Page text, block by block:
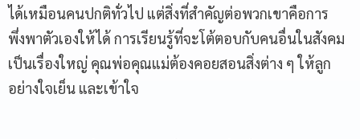
ได้เหมือนคนปกติทั่วไป แต่สิ่งที่สำคัญต่อพวกเขาคือการ
พึ่งพาตัวเองให้ได้ การเรียนรู้ที่จะโต้ตอบกับคนอื่นในสังคม
เป็นเรื่องใหญ่ คุณพ่อคุณแม่ต้องคอยสอนสิ่งต่าง ๆ ให้ลูก
อย่างใจเย็น และเข้าใจ